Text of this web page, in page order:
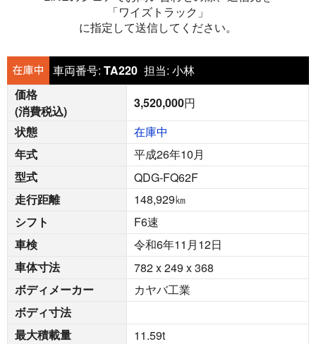
「ワイズトラック」
に指定して送信してください。
車両番号: TA220 担当: 小林
価格
(消費税込)
3,520,000円
状態
在庫中
年式
平成26年10月
型式
QDG-FQ62F
走行距離
148,929㎞
シフト
F6速
車検
令和6年11月12日
車体寸法
782 x 249 x 368
ボディメーカー
カヤバ工業
ボディ寸法
最大積載量
11.59t